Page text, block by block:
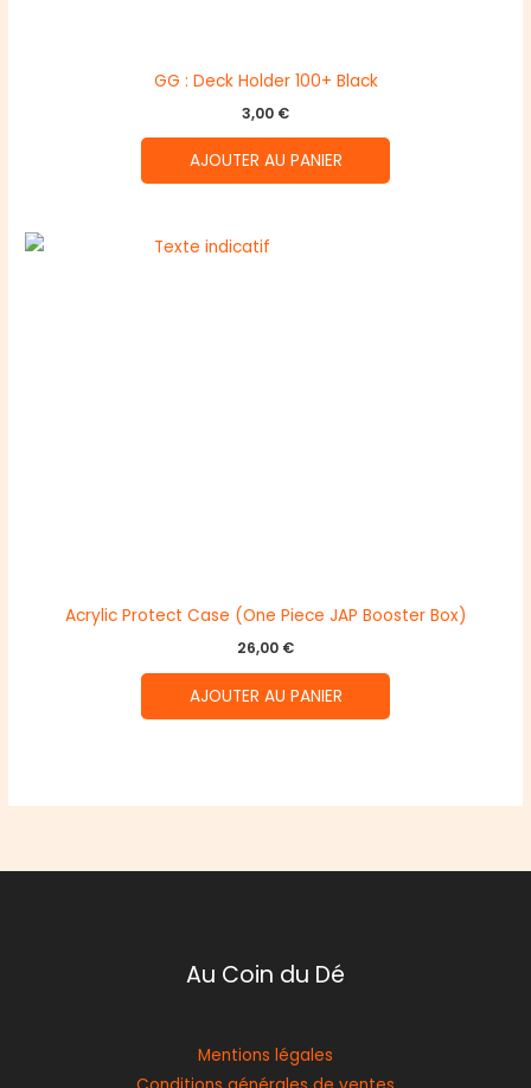
GG : Deck Holder 100+ Black
3,00 €
AJOUTER AU PANIER
Acrylic Protect Case (One Piece JAP Booster Box)
26,00 €
AJOUTER AU PANIER
Au Coin du Dé
Mentions légales